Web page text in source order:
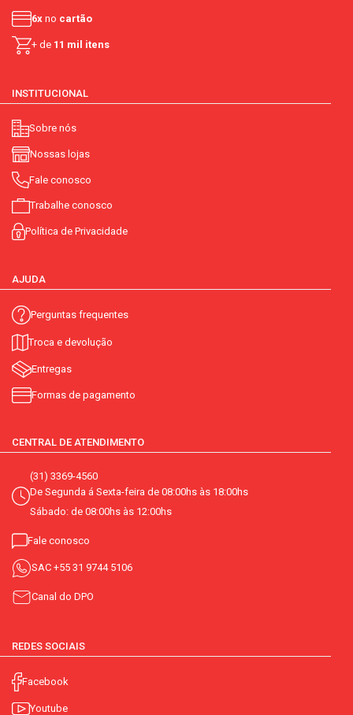
6x no cartão
+ de 11 mil itens
INSTITUCIONAL
Sobre nós
Nossas lojas
Fale conosco
Trabalhe conosco
Política de Privacidade
AJUDA
Perguntas frequentes
Troca e devolução
Entregas
Formas de pagamento
CENTRAL DE ATENDIMENTO
(31) 3369-4560
De Segunda á Sexta-feira de 08:00hs às 18:00hs
Sábado: de 08:00hs às 12:00hs
Fale conosco
SAC +55 31 9744 5106
Canal do DPO
REDES SOCIAIS
Facebook
Youtube